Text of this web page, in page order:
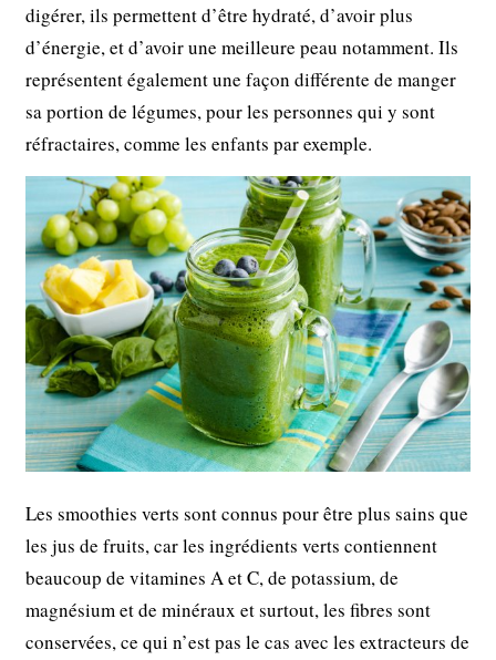
digérer, ils permettent d’être hydraté, d’avoir plus
d’énergie, et d’avoir une meilleure peau notamment. Ils
représentent également une façon différente de manger
sa portion de légumes, pour les personnes qui y sont
réfractaires, comme les enfants par exemple.
Les smoothies verts sont connus pour être plus sains que
les jus de fruits, car les ingrédients verts contiennent
beaucoup de vitamines A et C, de potassium, de
magnésium et de minéraux et surtout, les fibres sont
conservées, ce qui n’est pas le cas avec les extracteurs de